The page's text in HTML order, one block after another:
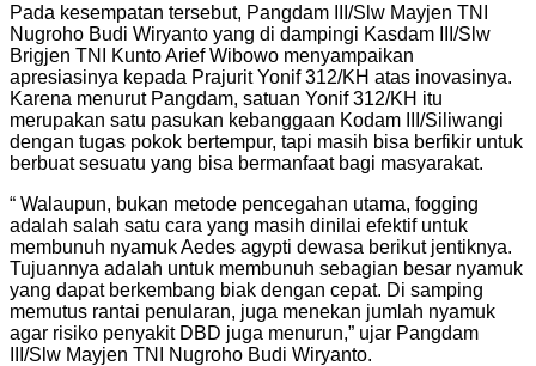
Pada kesempatan tersebut, Pangdam III/Slw Mayjen TNI
Nugroho Budi Wiryanto yang di dampingi Kasdam III/Slw
Brigjen TNI Kunto Arief Wibowo menyampaikan
apresiasinya kepada Prajurit Yonif 312/KH atas inovasinya.
Karena menurut Pangdam, satuan Yonif 312/KH itu
merupakan satu pasukan kebanggaan Kodam III/Siliwangi
dengan tugas pokok bertempur, tapi masih bisa berfikir untuk
berbuat sesuatu yang bisa bermanfaat bagi masyarakat.
“ Walaupun, bukan metode pencegahan utama, fogging
adalah salah satu cara yang masih dinilai efektif untuk
membunuh nyamuk Aedes agypti dewasa berikut jentiknya.
Tujuannya adalah untuk membunuh sebagian besar nyamuk
yang dapat berkembang biak dengan cepat. Di samping
memutus rantai penularan, juga menekan jumlah nyamuk
agar risiko penyakit DBD juga menurun,” ujar Pangdam
III/Slw Mayjen TNI Nugroho Budi Wiryanto.